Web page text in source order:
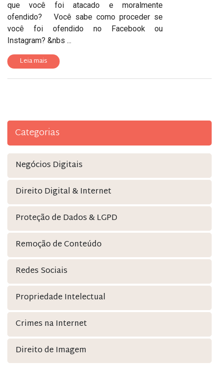
que você foi atacado e moralmente
ofendido? Você sabe como proceder se
você foi ofendido no Facebook ou
Instagram? &nbs ...
Leia mais
Categorias
Negócios Digitais
Direito Digital & Internet
Proteção de Dados & LGPD
Remoção de Conteúdo
Redes Sociais
Propriedade Intelectual
Crimes na Internet
Direito de Imagem